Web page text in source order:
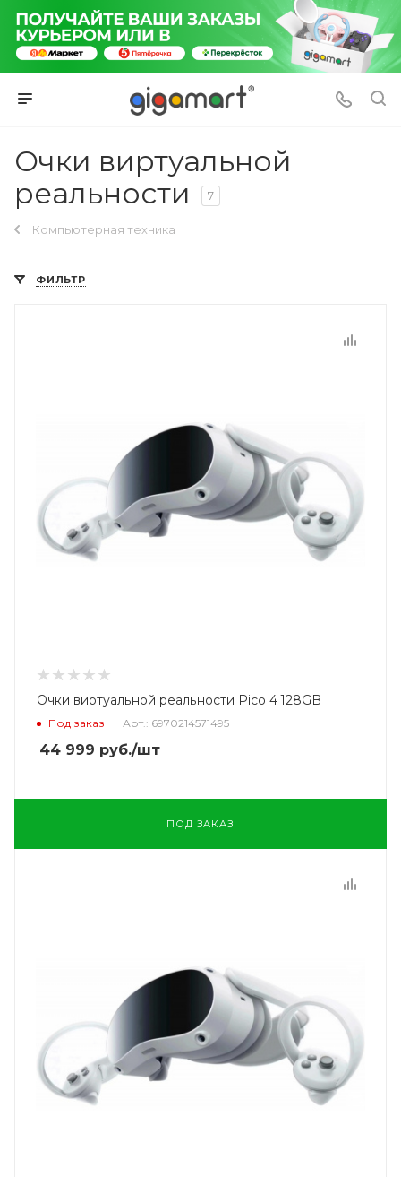
Очки виртуальной
реальности
7
Компьютерная техника
ФИЛЬТР
Очки виртуальной реальности Pico 4 128GB
Под заказ Арт.: 6970214571495
44 999 руб./шт
ПОД ЗАКАЗ